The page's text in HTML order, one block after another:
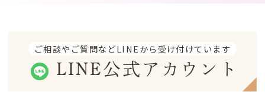
ご相談やご質問などLINEから受け付けています
LINE公式アカウント